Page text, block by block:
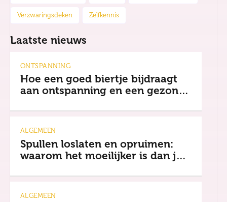
Verzwaringsdeken Zelfkennis
Laatste nieuws
ONTSPANNING
Hoe een goed biertje bijdraagt
aan ontspanning en een gezonde
ALGEMEEN
Spullen loslaten en opruimen:
waarom het moeilijker is dan je
ALGEMEEN